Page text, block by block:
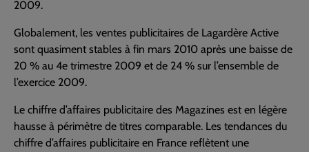
2009.
Globalement, les ventes publicitaires de Lagardère Active
sont quasiment stables à fin mars 2010 après une baisse de
20 % au 4e trimestre 2009 et de 24 % sur l’ensemble de
l’exercice 2009.
Le chiffre d’affaires publicitaire des Magazines est en légère
hausse à périmètre de titres comparable. Les tendances du
chiffre d’affaires publicitaire en France reflètent une